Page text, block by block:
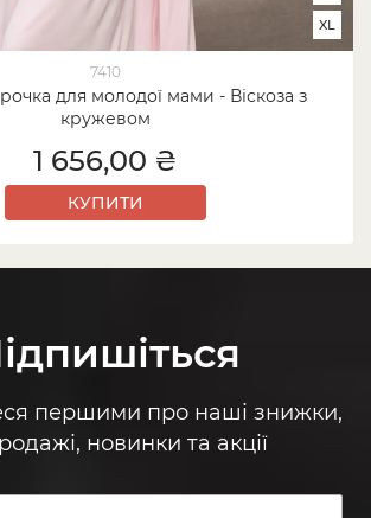
7410
для молодої мами - Віскоза з
кружевом
XL
1 656,00 ₴
КУПИТИ
першими про наші знижки,
новинки та акції